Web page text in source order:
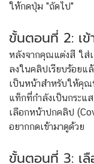
ให้กดปุ่ม "ถัดไป"
ขั้นตอนที่ 2: เข้
หลังจากคุณแต่งสี ใส่
ลงในคลิปเรียบร้อยแ
เป็นหน้าสำหรับให้คุ
แท็กที่กำลังเป็นกระแ
เลือกหน้าปกคลิป
อยากกดเข้ามาดูด้วย
ขั้นตอนที่ 3: เลื